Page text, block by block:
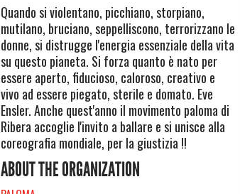
Quando si violentano, picchiano, storpiano,
mutilano, bruciano, seppelliscono, terrorizzano le
donne, si distrugge l'energia essenziale della vita
su questo pianeta. Si forza quanto è nato per
essere aperto, fiducioso, caloroso, creativo e
vivo ad essere piegato, sterile e domato. Eve
Ensler. Anche quest'anno il movimento paloma di
Ribera accoglie l'invito a ballare e si unisce alla
coreografia mondiale, per la giustizia !!
ABOUT THE ORGANIZATION